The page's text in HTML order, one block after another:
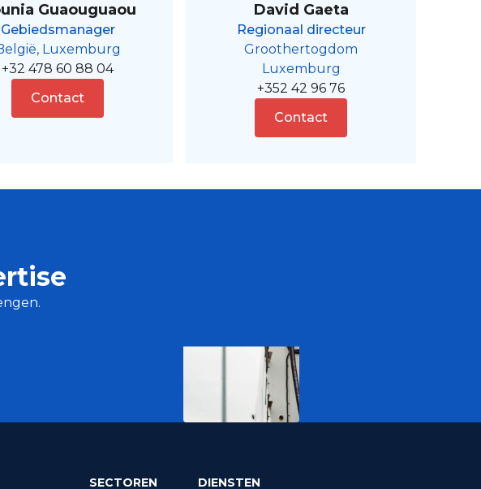
Guaouguaou
Gebiedsmanager
Luxemburg
+32 478 60 88 04
Contact
David Gaeta
Regionaal directeur
Groothertogdom
Luxemburg
+352 42 96 76
Contact
SECTOREN DIENSTEN